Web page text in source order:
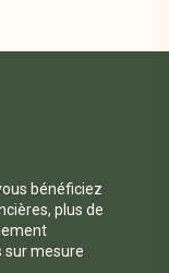
bénéficiez
plus de
sur mesure